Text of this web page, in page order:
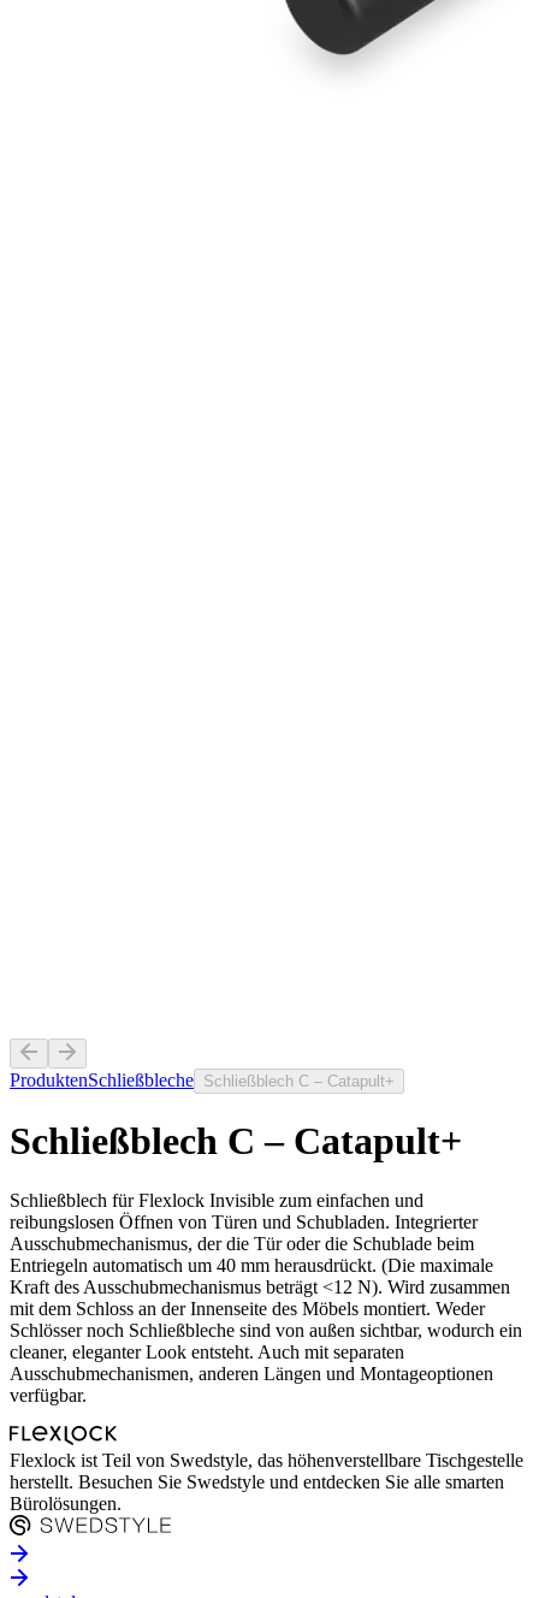
ProduktenSchließbleche Schließblech C – Catapult+
Schließblech C – Catapult+
Schließblech für Flexlock Invisible zum einfachen und
reibungslosen Öffnen von Türen und Schubladen. Integrierter
Ausschubmechanismus, der die Tür oder die Schublade beim
Entriegeln automatisch um 40 mm herausdrückt. (Die maximale
Kraft des Ausschubmechanismus beträgt <12 N). Wird zusammen
mit dem Schloss an der Innenseite des Möbels montiert. Weder
Schlösser noch Schließbleche sind von außen sichtbar, wodurch ein
cleaner, eleganter Look entsteht. Auch mit separaten
Ausschubmechanismen, anderen Längen und Montageoptionen
verfügbar.
Flexlock ist Teil von Swedstyle, das höhenverstellbare Tischgestelle
herstellt. Besuchen Sie Swedstyle und entdecken Sie alle smarten
Bürolösungen.